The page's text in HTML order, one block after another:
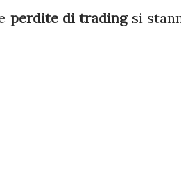
perdite di tradingsi